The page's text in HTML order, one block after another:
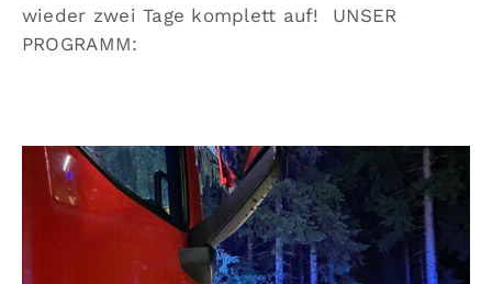
wieder zwei Tage komplett auf! UNSER
PROGRAMM: